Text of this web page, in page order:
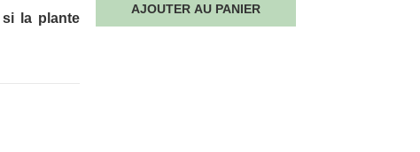
la plante
AJOUTER AU PANIER